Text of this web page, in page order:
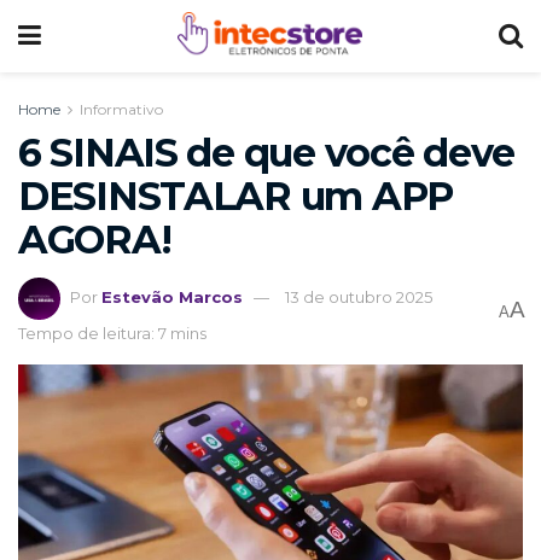
Home Informativo
6 SINAIS de que você deve
DESINSTALAR um APP
AGORA!
Por Estevão Marcos
13 de outubro 2025
Tempo de leitura: 7 mins
AA